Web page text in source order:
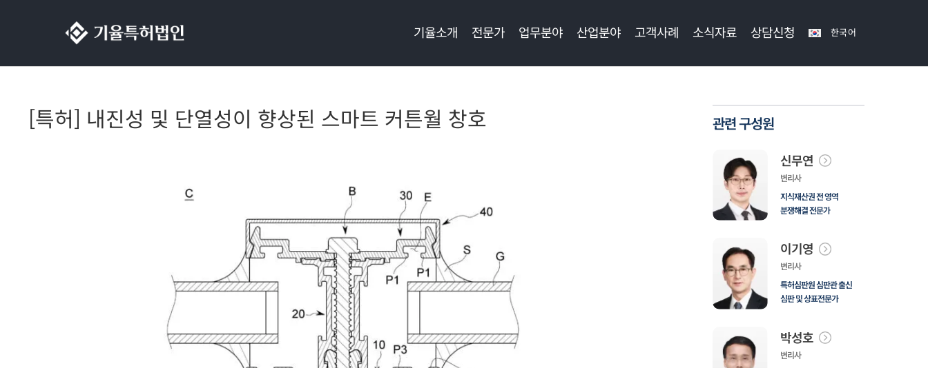
기율소개 전문가 업무분야 산업분야 고객사례 소식자료 상담신청 한국어
[특허] 내진성 및 단열성이 향상된 스마트 커튼월 창호 관련 구성원
신무연
변리사
지식재산권 전 영역
분쟁해결 전문가
이기영
변리사
특허심판원 심판관 출신
심판 및 상표전문가
박성호
변리사